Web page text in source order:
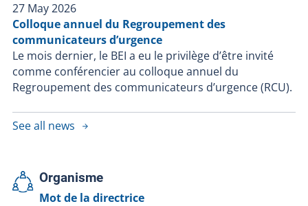
27 May 2026
Colloque annuel du Regroupement des
communicateurs d’urgence
Le mois dernier, le BEI a eu le privilège d’être invité
comme conférencier au colloque annuel du
Regroupement des communicateurs d’urgence (RCU).
See all news
Organisme
Mot de la directrice